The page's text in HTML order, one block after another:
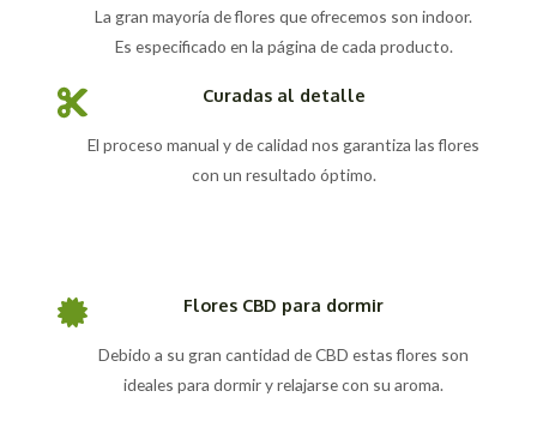
La gran mayoría de flores que ofrecemos son indoor.
Es especificado en la página de cada producto.
Curadas al detalle
El proceso manual y de calidad nos garantiza las flores
con un resultado óptimo.
Flores CBD para dormir
Debido a su gran cantidad de CBD estas flores son
ideales para dormir y relajarse con su aroma.